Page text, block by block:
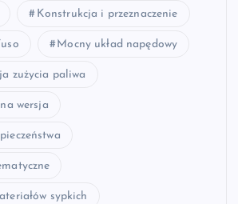
Konstrukcja i przeznaczenie
Mocny układ napędowy
zużycia paliwa
wersja
sypkich